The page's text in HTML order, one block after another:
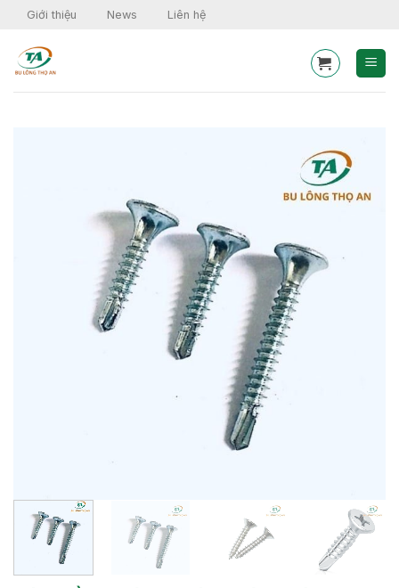
Skip
content
Giới thiệu News Liên hệ